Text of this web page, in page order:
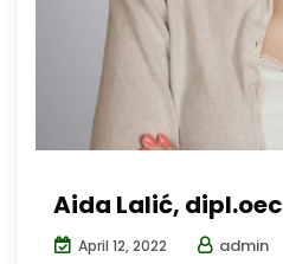
Aida Lalić, dipl.oec
April 12, 2022 admin